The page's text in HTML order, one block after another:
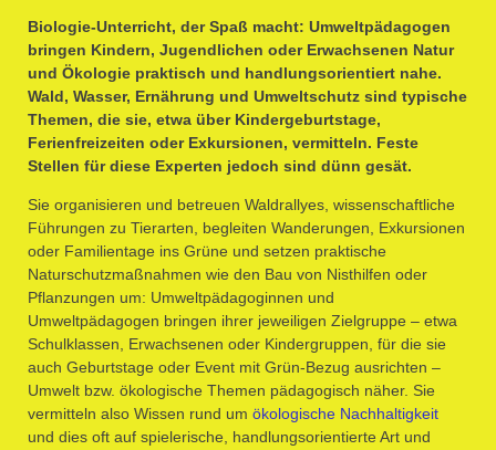
Biologie-Unterricht, der Spaß macht: Umweltpädagogen
bringen Kindern, Jugendlichen oder Erwachsenen Natur
und Ökologie praktisch und handlungsorientiert nahe.
Wald, Wasser, Ernährung und Umweltschutz sind typische
Themen, die sie, etwa über Kindergeburtstage,
Ferienfreizeiten oder Exkursionen, vermitteln. Feste
Stellen für diese Experten jedoch sind dünn gesät.
Sie organisieren und betreuen Waldrallyes, wissenschaftliche
Führungen zu Tierarten, begleiten Wanderungen, Exkursionen
oder Familientage ins Grüne und setzen praktische
Naturschutzmaßnahmen wie den Bau von Nisthilfen oder
Pflanzungen um: Umweltpädagoginnen und
Umweltpädagogen bringen ihrer jeweiligen Zielgruppe – etwa
Schulklassen, Erwachsenen oder Kindergruppen, für die sie
auch Geburtstage oder Event mit Grün-Bezug ausrichten –
Umwelt bzw. ökologische Themen pädagogisch näher. Sie
vermitteln also Wissen rund um ökologische Nachhaltigkeit
und dies oft auf spielerische, handlungsorientierte Art und